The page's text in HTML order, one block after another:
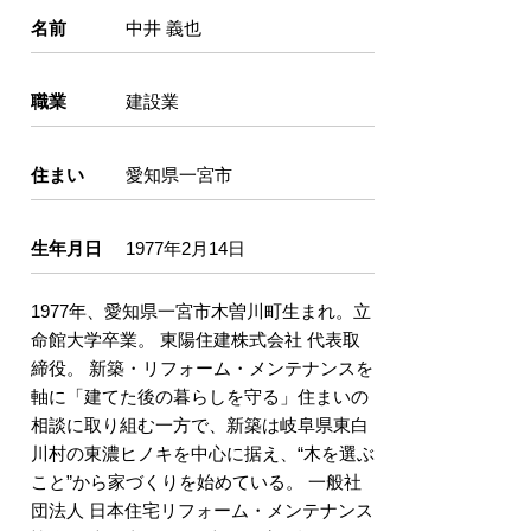
名前 中井 義也
職業 建設業
住まい 愛知県一宮市
生年月日 1977年2月14日
1977年、愛知県一宮市木曽川町生まれ。立
命館大学卒業。 東陽住建株式会社 代表取
締役。 新築・リフォーム・メンテナンスを
軸に「建てた後の暮らしを守る」住まいの
相談に取り組む一方で、新築は岐阜県東白
川村の東濃ヒノキを中心に据え、“木を選ぶ
こと”から家づくりを始めている。 一般社
団法人 日本住宅リフォーム・メンテナンス